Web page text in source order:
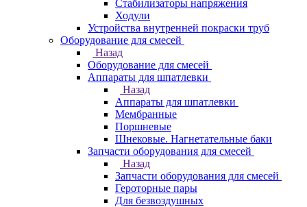
Стабилизаторы напряжения
Ходули
Устройства внутренней покраски труб
Оборудование для смесей
Назад
Оборудование для смесей
Аппараты для шпатлевки
Назад
Аппараты для шпатлевки
Мембранные
Поршневые
Шнековые. Нагнетательные баки
Запчасти оборудования для смесей
Назад
Запчасти оборудования для смесей
Героторные пары
Для безвоздушных